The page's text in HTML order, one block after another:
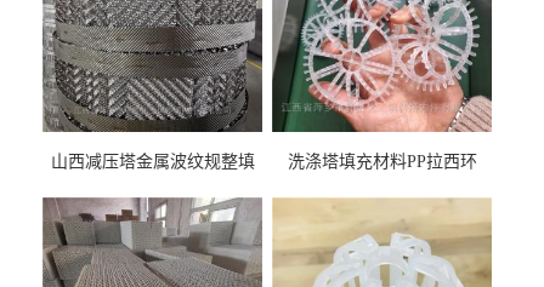
山西减压塔金属波纹规整填
料
洗涤塔填充材料PP拉西环